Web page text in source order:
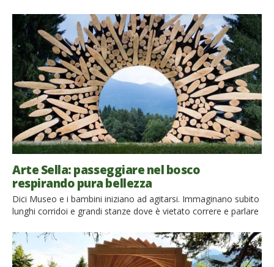
montagna della regione, con le tradizionali case in legno e
pietra e il panorama sulle Dolomiti che le avvolge, capirai
presto che invece […]
Arte Sella: passeggiare nel bosco
respirando pura bellezza
Dici Museo e i bambini iniziano ad agitarsi. Immaginano subito
lunghi corridoi e grandi stanze dove è vietato correre e parlare
museo è quello giusto. Un grande parco, ad esempio,
circondato da boschi e montagne. Un percorso immerso
nella natura, come quello di Arte […]